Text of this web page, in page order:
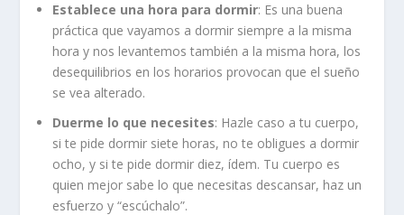
Establece una hora para dormir: Es una buena
práctica que vayamos a dormir siempre a la misma
hora y nos levantemos también a la misma hora, los
desequilibrios en los horarios provocan que el sueño
se vea alterado.
Duerme lo que necesites: Hazle caso a tu cuerpo,
si te pide dormir siete horas, no te obligues a dormir
ocho, y si te pide dormir diez, ídem. Tu cuerpo es
quien mejor sabe lo que necesitas descansar, haz un
esfuerzo y “escúchalo”.